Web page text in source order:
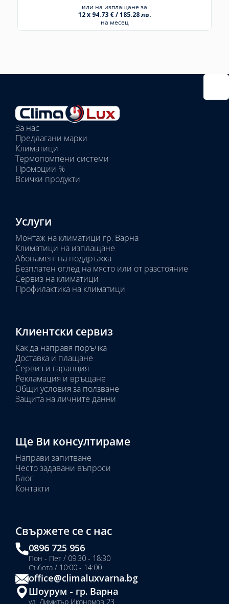
или на изплащане за
12 x 94.73 € / 185.28 лв.
на месец
Избрани
вътрешни
тела:
Избрано
тяло:
За нас
Предлагани марки
Климатици
Термопомпени системи
Промоции %
Всички продукти
Услуги
Монтаж на климатици гр. Варна
Климатици на изплащане
Абонаментна поддръжка
Безплатен оглед на място или от разстояние
Сервиз на климатици
Профилактика на климатици
Клиентски сервиз
Как да направя поръчка
Доставка и плащане
Сервиз и гаранция
Рекламация и връщане
Общи условия за ползване
Защита на личните данни
Ще Ви консултираме
Направи запитване
Често задавани въпроси
Блог
Контакти
Свържете се с нас
0896 725 956
Пон - Пет / 09:30 - 18:30
Събота / 10:00 - 14:00
office@climaluxvarna.bg
Шоурум - гр. Варна
ул. Димитър Икономов 23